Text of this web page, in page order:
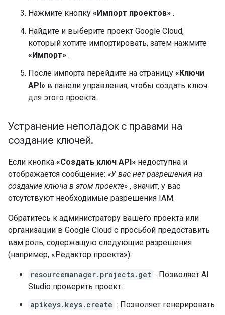
Нажмите кнопку «Импорт проектов» .
Найдите и выберите проект Google Cloud,
который хотите импортировать, затем нажмите
«Импорт» .
После импорта перейдите на страницу «Ключи
API» в панели управления, чтобы создать ключ
для этого проекта.
Устранение неполадок с правами на
создание ключей.
Если кнопка «Создать ключ API» недоступна и
отображается сообщение: «У вас нет разрешения на
создание ключа в этом проекте» , значит, у вас
отсутствуют необходимые разрешения IAM.
Обратитесь к администратору вашего проекта или
организации в Google Cloud с просьбой предоставить
вам роль, содержащую следующие разрешения
(например, «Редактор проекта»):
resourcemanager.projects.get : Позволяет AI
Studio проверить проект.
apikeys.keys.create : Позволяет генерировать